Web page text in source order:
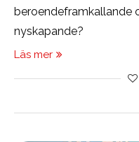
beroendeframkallande
nyskapande?
Läs mer